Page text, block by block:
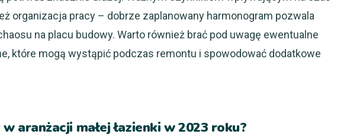
organizacja pracy – dobrze zaplanowany harmonogram pozwala
na placu budowy. Warto również brać pod uwagę ewentualne
które mogą wystąpić podczas remontu i spowodować dodatkowe
aranżacji małej łazienki w 2023 roku?